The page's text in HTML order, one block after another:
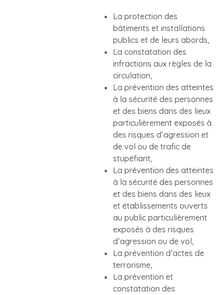
La protection des
bâtiments et installations
publics et de leurs abords,
La constatation des
infractions aux règles de la
circulation,
La prévention des atteintes
à la sécurité des personnes
et des biens dans des lieux
particulièrement exposés à
des risques d’agression et
de vol ou de trafic de
stupéfiant,
La prévention des atteintes
à la sécurité des personnes
et des biens dans des lieux
et établissements ouverts
au public particulièrement
exposés à des risques
d’agression ou de vol,
La prévention d’actes de
terrorisme,
La prévention et
constatation des